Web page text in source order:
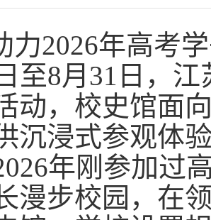
力2026年高考
至8月31日，
动，校史馆面
沉浸式参观体
年刚参加过
漫步校园，在